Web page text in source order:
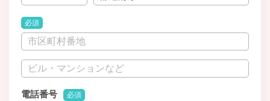
必須
電話番号 必須